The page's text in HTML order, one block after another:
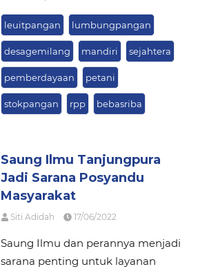
leuitpangan lumbungpangan
desagemilang mandiri sejahtera
pemberdayaan petani
stokpangan rpp bebasriba
Saung Ilmu Tanjungpura
Jadi Sarana Posyandu
Masyarakat
Siti Adidah 17/06/2022
Saung Ilmu dan perannya menjadi
sarana penting untuk layanan